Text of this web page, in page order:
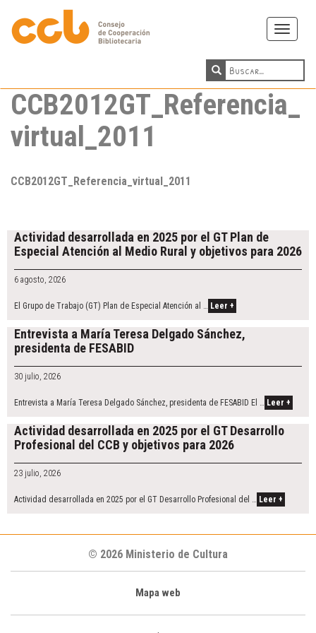
Toggle
CCB2012GT_Referencia_
virtual_2011
CCB2012GT_Referencia_virtual_2011
Actividad desarrollada en 2025 por el GT Plan de
Especial Atención al Medio Rural y objetivos para 2026
6 agosto, 2026
El Grupo de Trabajo (GT) Plan de Especial Atención al … Leer +
Entrevista a María Teresa Delgado Sánchez,
presidenta de FESABID
30 julio, 2026
Entrevista a María Teresa Delgado Sánchez, presidenta de FESABID El … Leer +
Actividad desarrollada en 2025 por el GT Desarrollo
Profesional del CCB y objetivos para 2026
23 julio, 2026
Actividad desarrollada en 2025 por el GT Desarrollo Profesional del … Leer +
© 2026 Ministerio de Cultura
Mapa web